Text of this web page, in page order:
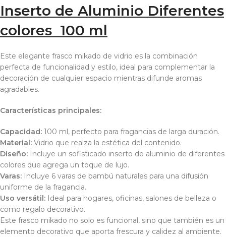
Inserto de Aluminio Diferentes
colores 100 ml
Este elegante frasco mikado de vidrio es la combinación
perfecta de funcionalidad y estilo, ideal para complementar la
decoración de cualquier espacio mientras difunde aromas
agradables.
Características principales:
Capacidad: 100 ml, perfecto para fragancias de larga duración.
Material: Vidrio que realza la estética del contenido.
Diseño: Incluye un sofisticado inserto de aluminio de diferentes
colores que agrega un toque de lujo.
Varas: Incluye 6 varas de bambú naturales para una difusión
uniforme de la fragancia.
Uso versátil: Ideal para hogares, oficinas, salones de belleza o
como regalo decorativo.
Este frasco mikado no solo es funcional, sino que también es un
elemento decorativo que aporta frescura y calidez al ambiente.